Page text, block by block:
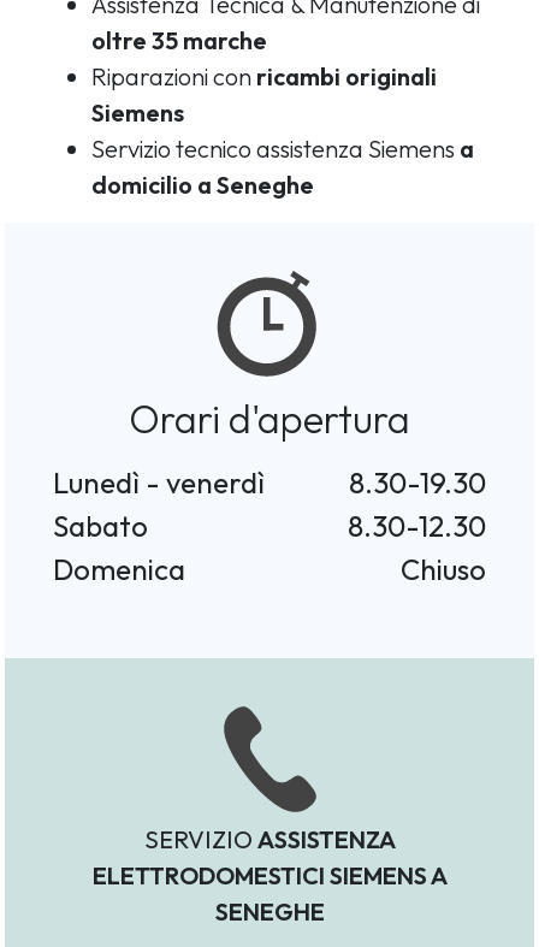
oltre 35 marche
Riparazioni con ricambi originali
Siemens
Servizio tecnico assistenza Siemens a
domicilio a Seneghe
Orari d'apertura
Lunedì - venerdì
8.30-19.30
Sabato
8.30-12.30
Domenica
Chiuso
SERVIZIO ASSISTENZA
ELETTRODOMESTICI SIEMENS A
SENEGHE